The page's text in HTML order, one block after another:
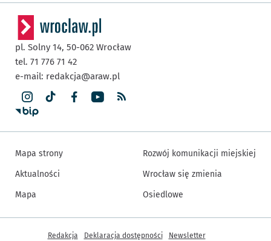
pl. Solny 14, 50-062 Wrocław
tel. 71 776 71 42
e-mail: redakcja@araw.pl
Mapa strony
Aktualności
Mapa
Rozwój komunikacji miejskiej
Wrocław się zmienia
Osiedlowe
Inne informacje
Redakcja Deklaracja dostępności Newsletter